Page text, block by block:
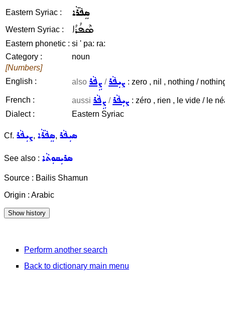
Eastern Syriac : ܣܸܦܵܪܵܐ
Western Syriac : ܣܶܦܳܪܳܐ
Eastern phonetic : si ' pa: ra:
Category :
noun
[Numbers]
English :
also ܨܹܦܵܪ /ܨܝܼܦܵܪ : zero , nil , nothing /
French : aussi ܨܹܦܵܪ /ܨܝܼܦܵܪ : zéro , rien , le vide / le
Dialect :
Eastern Syriac
Cf. ܨܝܼܦܵܪ, ܣܸܦܵܪܵܐ, ܣܝܼܦܵܪ
See also : ܣܪܝܼܩܘܼܬܵܐ
Source : Bailis Shamun
Origin : Arabic
Perform another search
Back to dictionary main menu